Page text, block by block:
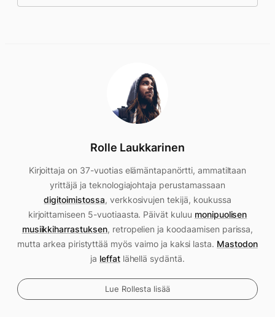
Rolle Laukkarinen
Kirjoittaja on 37-vuotias elämäntapanörtti, ammatiltaan
yrittäjä ja teknologiajohtaja perustamassaan
digitoimistossa, verkkosivujen tekijä, koukussa
kirjoittamiseen 5-vuotiaasta. Päivät kuluu monipuolisen
musiikkiharrastuksen, retropelien ja koodaamisen parissa,
mutta arkea piristyttää myös vaimo ja kaksi lasta. Mastodon
ja leffatlähellä sydäntä.
Lue Rollesta lisää